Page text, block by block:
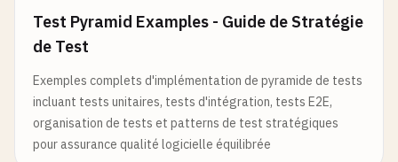
Test Pyramid Examples - Guide de Stratégie
de Test
Exemples complets d'implémentation de pyramide de tests
incluant tests unitaires, tests d'intégration, tests E2E,
organisation de tests et patterns de test stratégiques
pour assurance qualité logicielle équilibrée